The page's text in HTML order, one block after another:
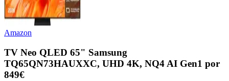
Amazon
TV Neo QLED 65" Samsung
TQ65QN73HAUXXC, UHD 4K, NQ4 AI Gen1 por
849€